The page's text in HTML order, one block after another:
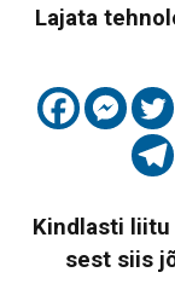
Lajata
Kindlasti liitu
sest siis